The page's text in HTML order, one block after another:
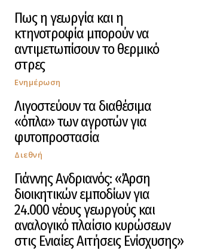
Πως η γεωργία και η
κτηνοτροφία μπορούν να
αντιμετωπίσουν το θερμικό
στρες
Ενημέρωση
Λιγοστεύουν τα διαθέσιμα
«όπλα» των αγροτών για
φυτοπροστασία
Διεθνή
Γιάννης Ανδριανός: «Άρση
διοικητικών εμποδίων για
24.000 νέους γεωργούς και
αναλογικό πλαίσιο κυρώσεων
στις Ενιαίες Αιτήσεις Ενίσχυσης»